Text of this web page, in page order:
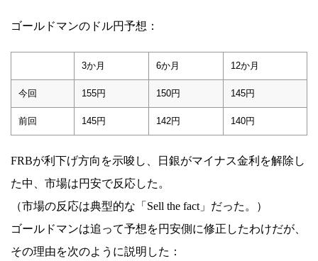
ゴールドマンのドル円予想：
3か月 6か月 12か月
今回 155円 150円 145円
前回 145円 142円 140円
FRBが利下げ方向を示唆し、日銀がマイナス金利を解除し
た中、市場は円安で反応した。
（市場の反応は典型的な「Sell the fact」だった。）
ゴールドマンは追って予想を円安側に修正したわけだが、
その理由を次のように説明した：